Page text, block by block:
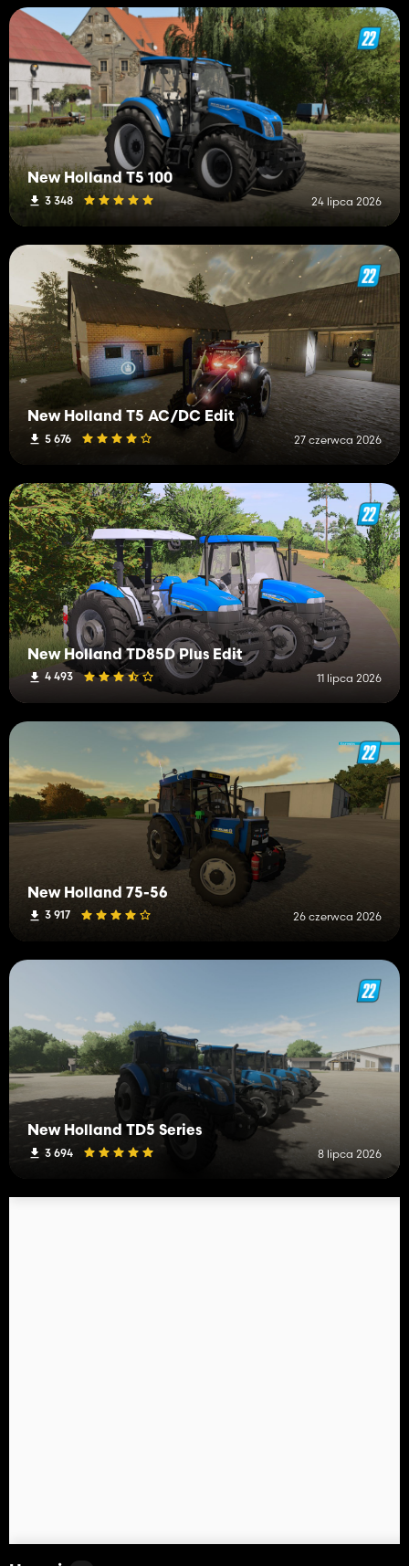
New Holland T5 100
3 348 24 lipca 2026
New Holland T5 AC/DC Edit
5 676 27 czerwca 2026
New Holland TD85D Plus Edit
4 493 11 lipca 2026
New Holland 75-56
3 917 26 czerwca 2026
New Holland TD5 Series
3 694 8 lipca 2026